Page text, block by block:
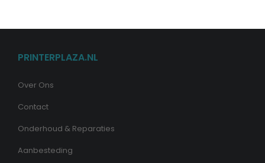
PRINTERPLAZA.NL
Over Ons
Contact
Onderhoud & Reparaties
Aanbesteding